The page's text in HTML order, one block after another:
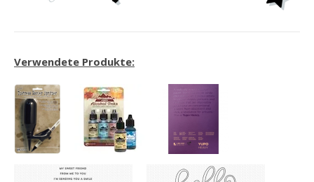
Verwendete Produkte: